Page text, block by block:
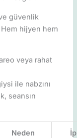
güvenlik
hijyen hem
veya rahat
ile nabzını
seansın
Neden